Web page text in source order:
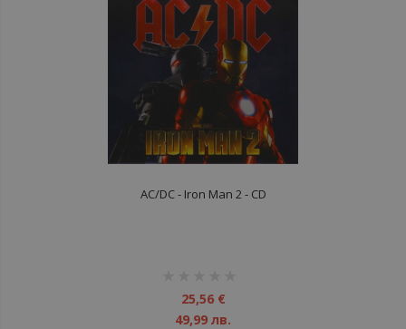
AC/DC - Iron Man 2 - CD
25,56 €
49,99 лв.